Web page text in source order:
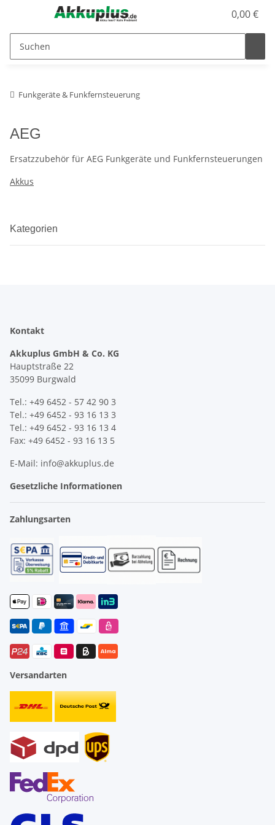
0,00 €
Funkgeräte & Funkfernsteuerung
AEG
Ersatzzubehör für AEG Funkgeräte und Funkfernsteuerungen
Akkus
Kategorien
Kontakt
Akkuplus GmbH & Co. KG
Hauptstraße 22
35099 Burgwald
Tel.: +49 6452 - 57 42 90 3
Tel.: +49 6452 - 93 16 13 3
Tel.: +49 6452 - 93 16 13 4
Fax: +49 6452 - 93 16 13 5
E-Mail: info@akkuplus.de
Gesetzliche Informationen
Zahlungsarten
Versandarten